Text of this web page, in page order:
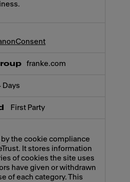
franke.com
Days
First Party
the cookie compliance
It stores information
of cookies the site uses
have given or withdrawn
of each category. This